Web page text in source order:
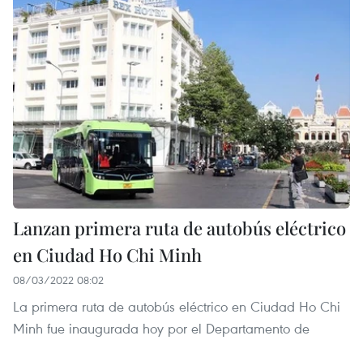
Lanzan primera ruta de autobús eléctrico
en Ciudad Ho Chi Minh
08/03/2022 08:02
La primera ruta de autobús eléctrico en Ciudad Ho Chi
Minh fue inaugurada hoy por el Departamento de